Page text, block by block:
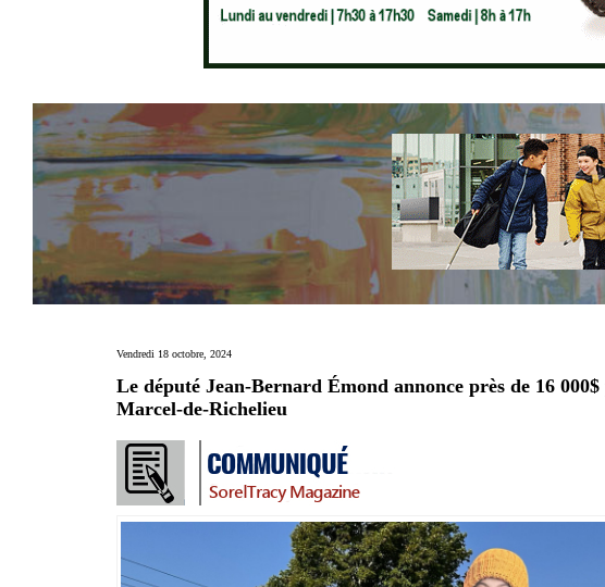
Vendredi 18 octobre, 2024
Le député Jean-Bernard Émond annonce près de 16
Marcel-de-Richelieu